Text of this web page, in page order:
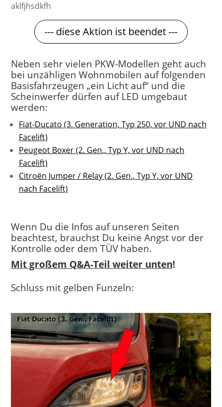
aklfjhsdkfh
--- diese Aktion ist beendet ---
Neben sehr vielen PKW-Modellen geht auch
bei unzähligen Wohnmobilen auf folgenden
Basisfahrzeugen „ein Licht auf“ und die
Scheinwerfer dürfen auf LED umgebaut
werden:
Fiat-Ducato (3. Generation, Typ 250, vor UND nach
Facelift)
Peugeot Boxer (2. Gen., Typ Y, vor UND nach
Facelift)
Citroën Jumper / Relay (2. Gen., Typ Y, vor UND
nach Facelift)
Wenn Du die Infos auf unseren Seiten
beachtest, brauchst Du keine Angst vor der
Kontrolle oder dem TÜV haben.
Mit großem Q&A-Teil weiter unten!
Schluss mit gelben Funzeln: